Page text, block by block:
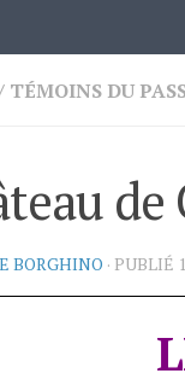
TÉMOINS DU
de
BORGHINO · PUBLIÉ